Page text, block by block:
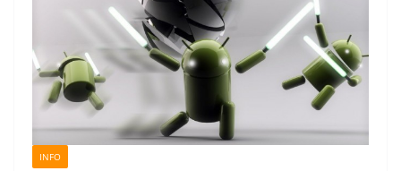
INFO